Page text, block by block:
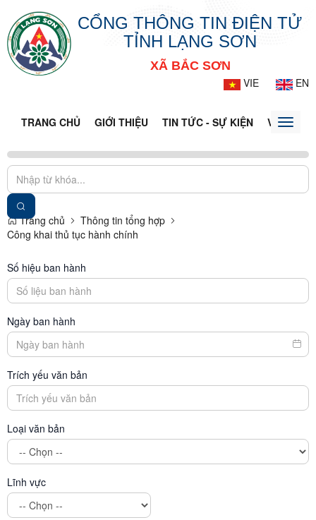
CỔNG THÔNG TIN ĐIỆN TỬ
TỈNH LẠNG SƠN
XÃ BẮC SƠN
VIE
EN
TRANG CHỦ GIỚI THIỆU TIN TỨC - SỰ KIỆN VĂN BẢN
Toggle
Trang chủ
Thông tin tổng hợp
Công khai thủ tục hành chính
Số hiệu ban hành
Ngày ban hành
Trích yếu văn bản
Loại văn bản
Lĩnh vực